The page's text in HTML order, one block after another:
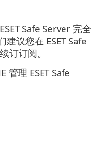
Safe Server 完全
议您在 ESET Safe
订订阅。
管理 ESET Safe